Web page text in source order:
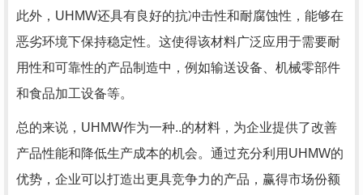
此外，UHMW还具有良好的抗冲击性和耐腐蚀性，能够在
恶劣环境下保持稳定性。这使得该材料广泛应用于需要耐
用性和可靠性的产品制造中，例如输送设备、机械零部件
和食品加工设备等。
总的来说，UHMW作为一种..的材料，为企业提供了改善
产品性能和降低生产成本的机会。通过充分利用UHMW的
优势，企业可以打造出更具竞争力的产品，赢得市场份额